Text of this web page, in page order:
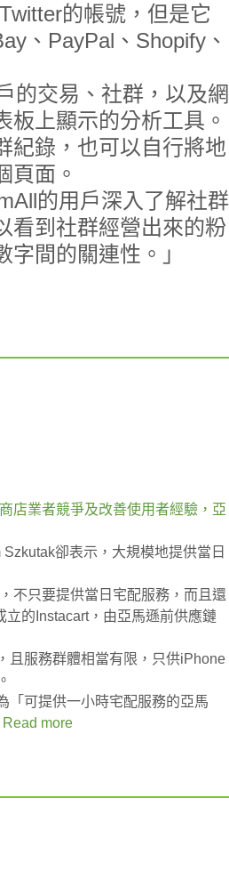
的帳號，但是它
、PayPal、Shopify、
的交易、社群，以及網
板上顯示的分析工具。
錄，也可以自行將地
頁面。
的用戶深入了解社群
看到社群經營出來的粉
間的關連性。」
店業者競爭及改善使用者經驗，亞
卻表示，大規模地提供當日
不只要提供當日宅配服務，而且還
的Instacart，由亞馬遜前供應鏈
且服務群體相當有限，只供iPhone
「可提供一小時宅配服務的亞馬
Read more